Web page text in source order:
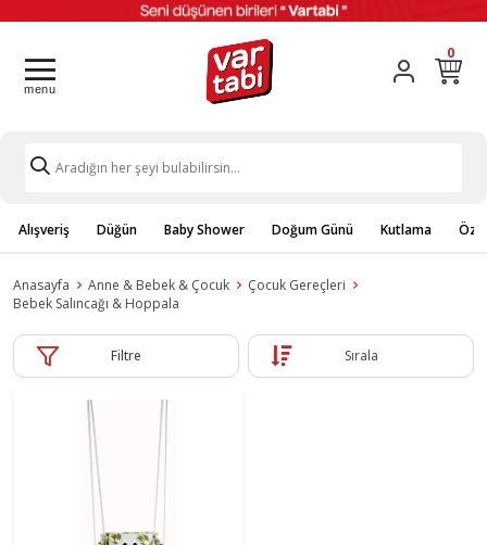
0
Alışveriş Düğün Baby Shower Doğum Günü Kutlama
Anasayfa Anne & Bebek & Çocuk
Çocuk Gereçleri
Bebek Salıncağı & Hoppala
Filtre Sırala